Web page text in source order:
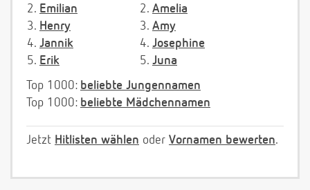
2. Emilian
3. Henry
4. Jannik
5. Erik
2. Amelia
3. Amy
4. Josephine
5. Juna
Top 1000: beliebte Jungennamen
Top 1000: beliebte Mädchennamen
Jetzt Hitlisten wählen oder Vornamen bewerten.